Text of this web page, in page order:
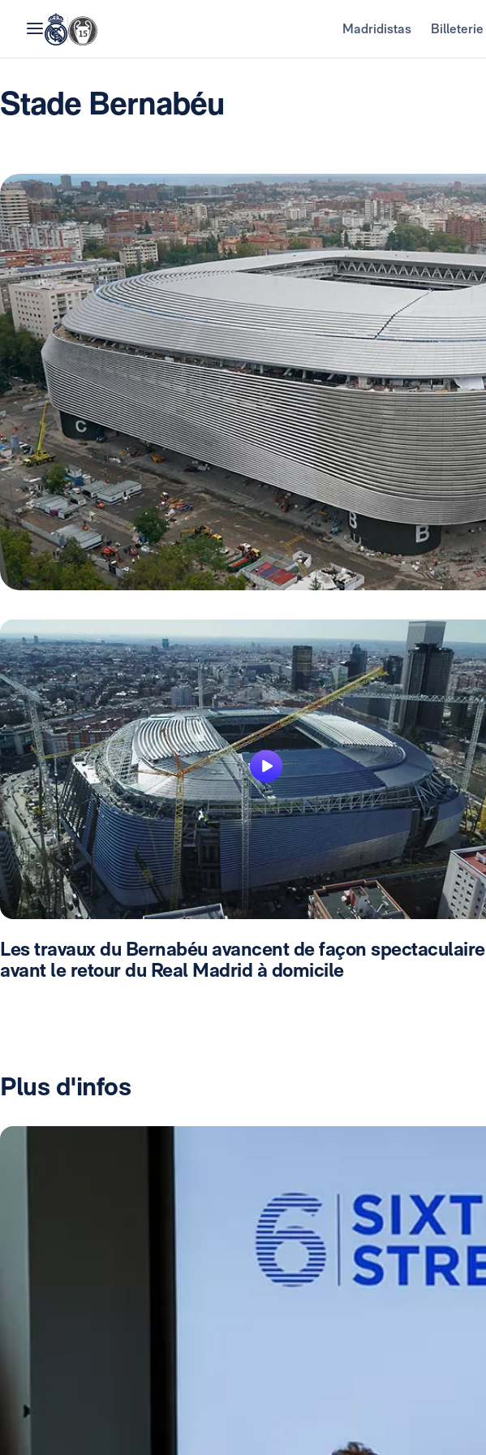
Madridistas Billeterie
Stade Bernabéu
Les travaux du Bernabéu avancent de façon spectaculaire
avant le retour du Real Madrid à domicile
Plus d'infos